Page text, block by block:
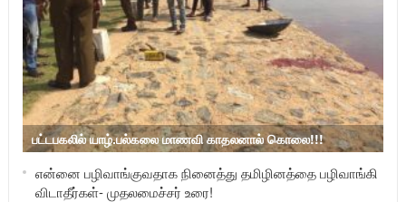
பட்டபகலில் யாழ்.பல்கலை மாணவி காதலனால் கொலை!!!
என்னை பழிவாங்குவதாக நினைத்து தமிழினத்தை பழிவாங்கி
விடாதீர்கள்- முதலமைச்சர் உரை!